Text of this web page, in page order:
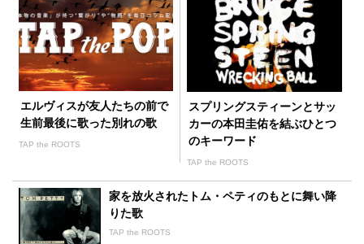
エルヴィスが友人たちの前で
生前最後に歌った別れの歌
TAP the ROOTS
スプリングスティーンとサッ
カーの本田圭佑を結ぶひとつ
のキーワード
TAP the ROOTS
家を放火されたトム・ペティのもとに舞い降
りた歌
TAP the ROOTS